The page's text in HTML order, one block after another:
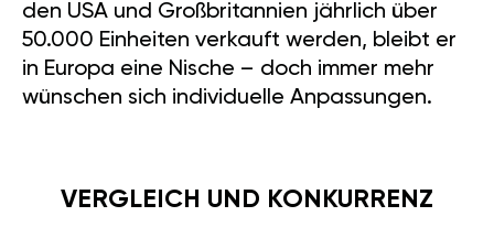
den USA und Großbritannien jährlich über
50.000 Einheiten verkauft werden, bleibt er
in Europa eine Nische – doch immer mehr
wünschen sich individuelle Anpassungen.
VERGLEICH UND KONKURRENZ